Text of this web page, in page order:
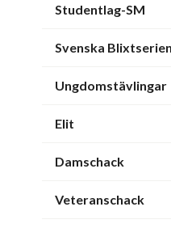
Studentlag-SM
Svenska
Ungdomstävlingar
Elit
Damschack
Veteranschack